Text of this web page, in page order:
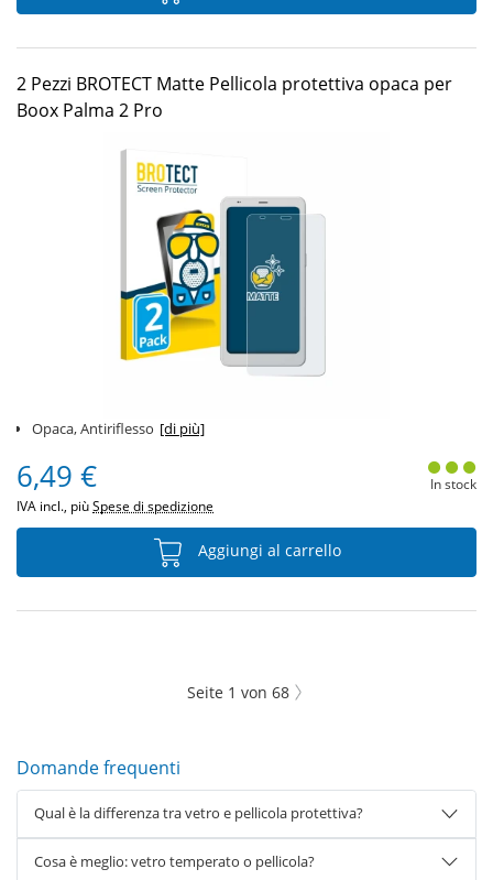
2 Pezzi BROTECT Matte Pellicola protettiva opaca per
Boox Palma 2 Pro
Opaca, Antiriflesso [di più]
6,49 €
IVA incl., piùSpese di spedizione
In stock
Aggiungi al carrello
Seite 1 von 68
Domande frequenti
Qual è la differenza tra vetro e pellicola protettiva?
Cosa è meglio: vetro temperato o pellicola?